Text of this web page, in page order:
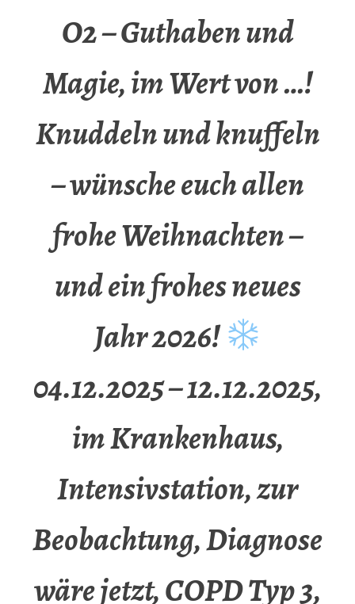
O2 – Guthaben und
Magie, im Wert von …!
Knuddeln und knuffeln
– wünsche euch allen
frohe Weihnachten –
und ein frohes neues
Jahr 2026!
04.12.2025 – 12.12.2025,
im Krankenhaus,
Intensivstation, zur
Beobachtung, Diagnose
wäre jetzt, COPD Typ 3,